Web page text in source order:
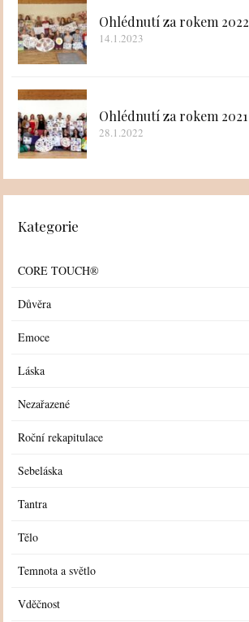
Ohlédnutí za rokem 2022
14.1.2023
Ohlédnutí za rokem 2021
28.1.2022
Kategorie
CORE TOUCH®
Důvěra
Emoce
Láska
Nezařazené
Roční rekapitulace
Sebeláska
Tantra
Tělo
Temnota a světlo
Vděčnost